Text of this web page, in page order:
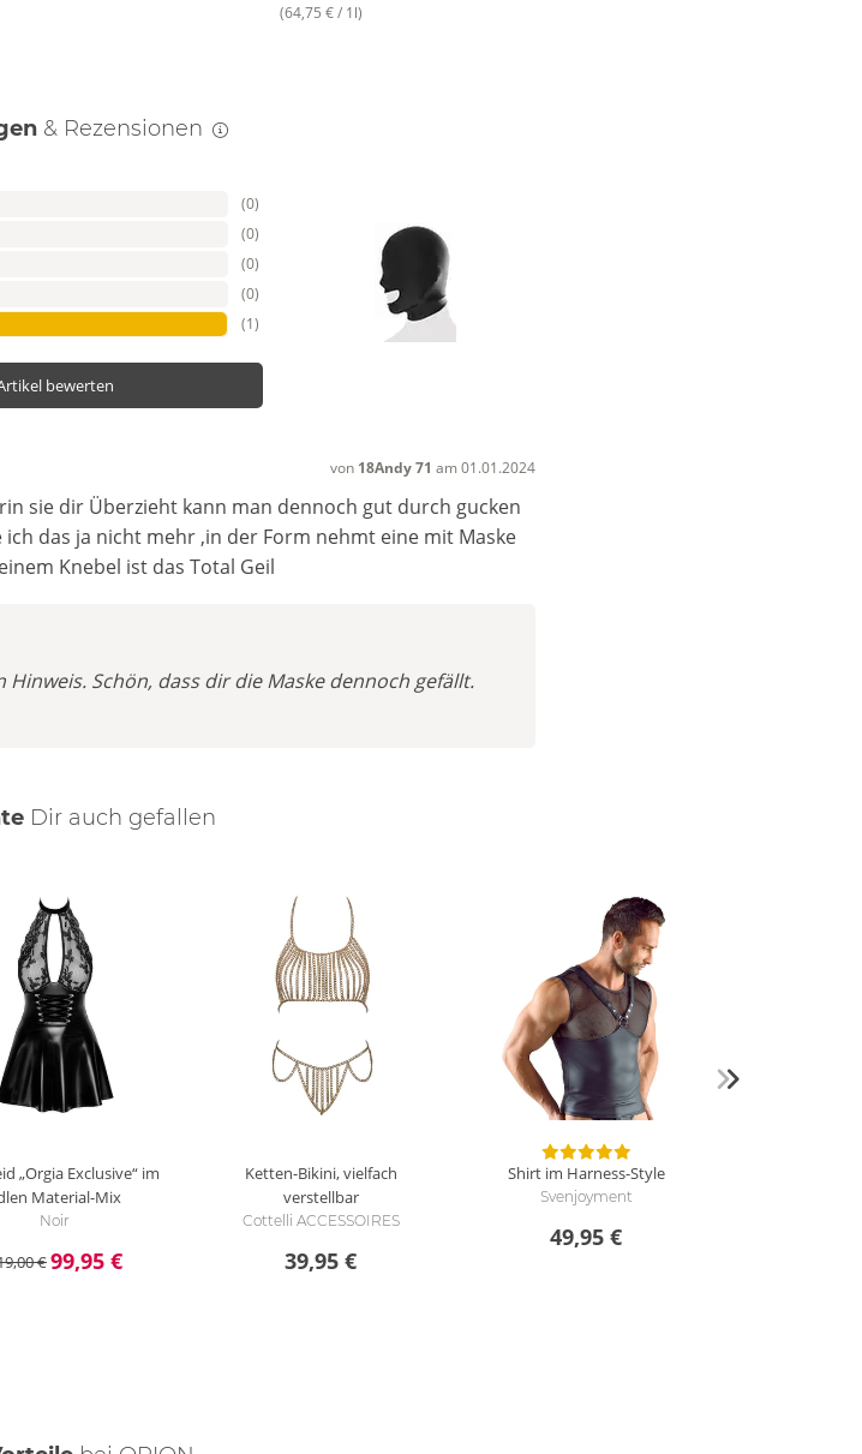
(64,75 € / 1l)
& Rezensionen
(0)
(0)
(0)
(0)
(1)
bewerten
von 18Andy 71 am 01.01.2024
sie dir Überzieht kann man dennoch gut durch gucken
das ja nicht mehr ,in der Form nehmt eine mit Maske
Knebel ist das Total Geil
Schön, dass dir die Maske dennoch gefällt.
Dir auch gefallen
„Orgia Exclusive“ im
Material-Mix
Noir
€99,95 €
Ketten-Bikini, vielfach
verstellbar
Cottelli ACCESSOIRES
39,95 €
Shirt im Harness-Style
Svenjoyment
49,95 €